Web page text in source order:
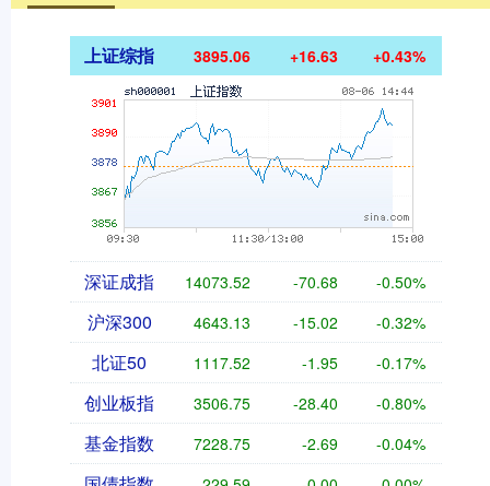
上证综指 3895.06 +16.63 +0.43%
深证成指 14073.52 -70.68 -0.50%
沪深300 4643.13 -15.02 -0.32%
北证50 1117.52 -1.95 -0.17%
创业板指 3506.75 -28.40 -0.80%
基金指数 7228.75 -2.69 -0.04%